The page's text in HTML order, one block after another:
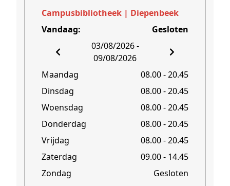
Campusbibliotheek | Diepenbeek
Vandaag:
Gesloten
03/08/2026 -
09/08/2026
Maandag
08.00-20.45
Dinsdag
08.00-20.45
Woensdag
08.00-20.45
Donderdag
08.00-20.45
Vrijdag
08.00-20.45
Zaterdag
09.00- 14.45
Zondag
Gesloten